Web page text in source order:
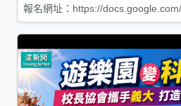
報名網址：https://